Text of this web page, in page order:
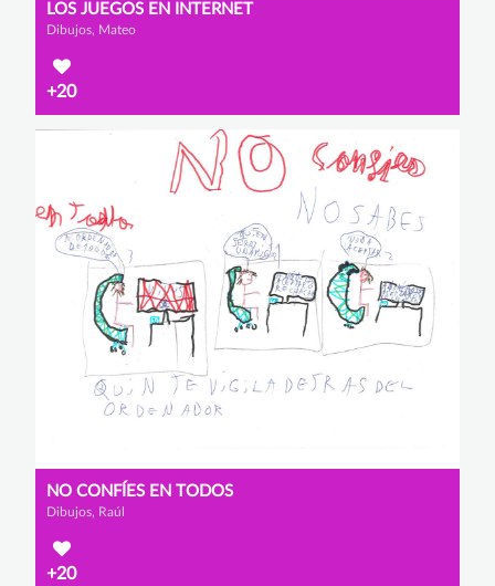
LOS JUEGOS EN INTERNET
Dibujos, Mateo
+20
NO CONFÍES EN TODOS
Dibujos, Raúl
+20